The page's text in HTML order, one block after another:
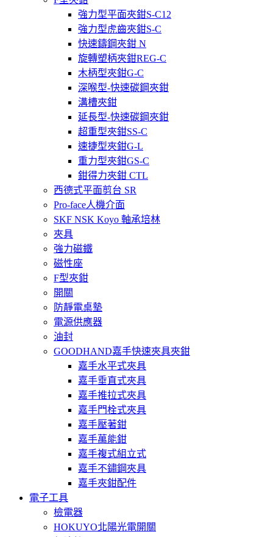
強力型平面夾鉗S-C12
強力型虎齒夾鉗S-C
快速鑄鋼夾鉗 N
旋轉塑柄夾鉗REG-C
木柄型夾鉗G-C
深喉型-快速碳鋼夾鉗
溝槽夾鉗
延長型-快速碳鋼夾鉗
超重型夾鉗SS-C
速捷型夾鉗G-L
重力型夾鉗GS-C
鉗得力夾鉗 CTL
西德式平面剪台 SR
Pro-face人機介面
SKF NSK Koyo 軸承培林
夾具
強力磁鐵
磁性座
F型夾鉗
開關
防靜電桌墊
電源供應器
油封
GOODHAND嘉手快速夾具夾鉗
嘉手水平式夾具
嘉手垂直式夾具
嘉手推拉式夾具
嘉手門栓式夾具
嘉手壓著鉗
嘉手萬能鉗
嘉手複式組立式
嘉手不鏽鋼夾具
嘉手夾鉗配件
電子工具
檢電器
HOKUYO北陽光電開關